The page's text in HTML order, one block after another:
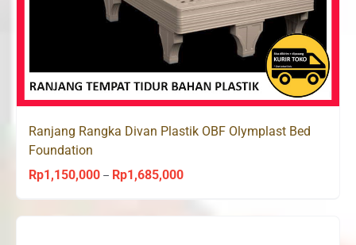
Ranjang Rangka Divan Plastik OBF Olymplast Bed
Foundation
Rp1,150,000 – Rp1,685,000Price
Rp1,150,000